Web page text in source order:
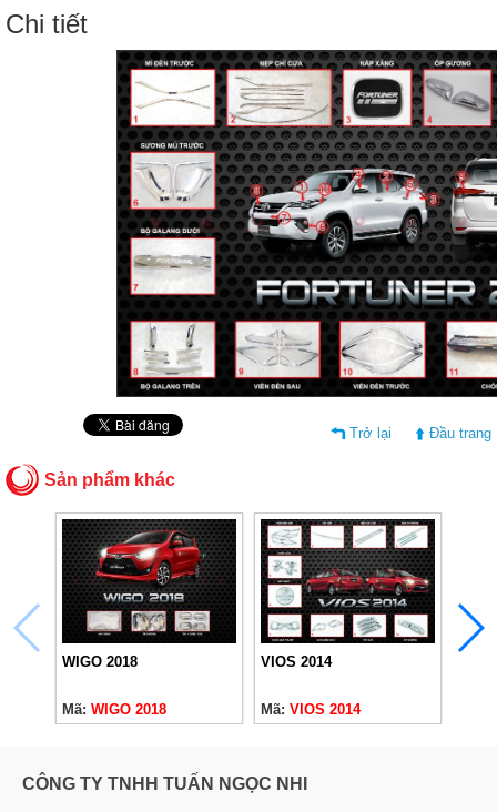
Chi tiết
Trở lại Đầu trang
Sản phẩm khác
WIGO 2018
Mã: WIGO 2018
VIOS 2014
Mã: VIOS 2014
CÔNG TY TNHH TUẤN NGỌC NHI